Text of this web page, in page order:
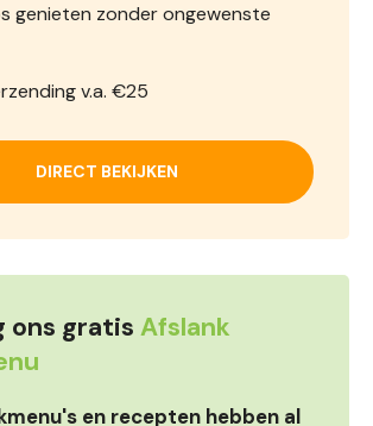
genieten zonder ongewenste
v.a. €25
DIRECT BEKIJKEN
ons gratis Afslank
en recepten hebben al